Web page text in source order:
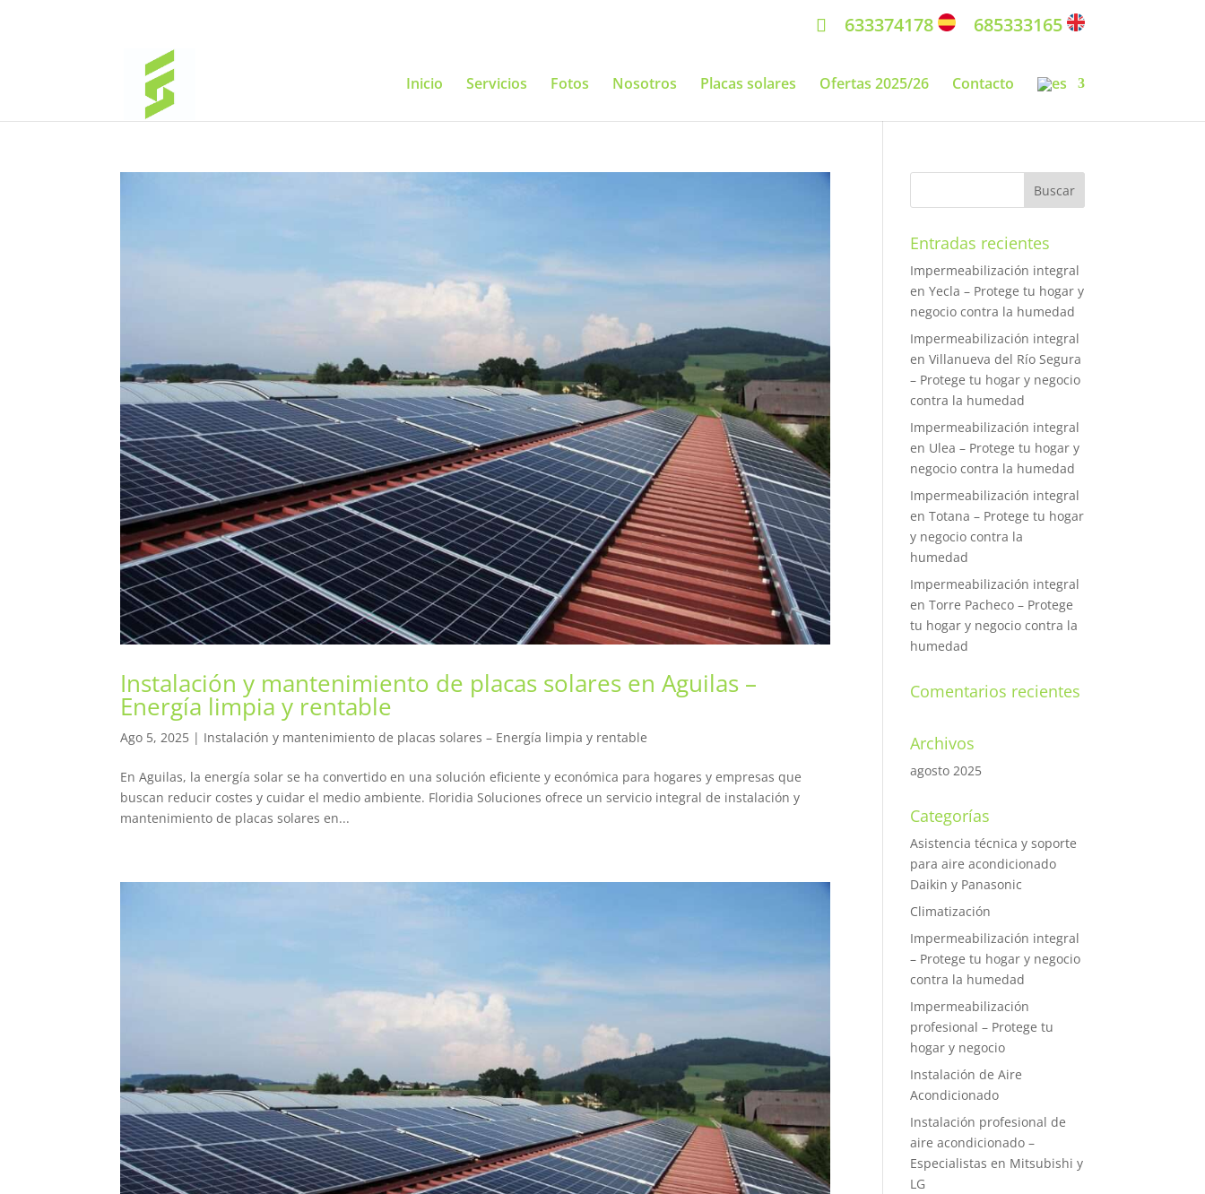
633374178 685333165
Inicio Servicios Fotos Nosotros Placas solares Ofertas 2025/26 Contacto
Instalación y mantenimiento de placas solares en Aguilas –
Energía limpia y rentable
Ago 5, 2025 | Instalación y mantenimiento de placas solares – Energía limpia y rentable
En Aguilas, la energía solar se ha convertido en una solución eficiente y económica para hogares y empresas que
buscan reducir costes y cuidar el medio ambiente. Floridia Soluciones ofrece un servicio integral de instalación y
mantenimiento de placas solares en...
Entradas recientes
Impermeabilización integral
en Yecla – Protege tu hogar y
negocio contra la humedad
Impermeabilización integral
en Villanueva del Río Segura
– Protege tu hogar y negocio
contra la humedad
Impermeabilización integral
en Ulea – Protege tu hogar y
negocio contra la humedad
Impermeabilización integral
en Totana – Protege tu hogar
y negocio contra la
humedad
Impermeabilización integral
en Torre Pacheco – Protege
tu hogar y negocio contra la
humedad
Comentarios recientes
Archivos
agosto 2025
Categorías
Asistencia técnica y soporte
para aire acondicionado
Daikin y Panasonic
Climatización
Impermeabilización integral
– Protege tu hogar y negocio
contra la humedad
Impermeabilización
profesional – Protege tu
hogar y negocio
Instalación de Aire
Acondicionado
Instalación profesional de
aire acondicionado –
Especialistas en Mitsubishi y
LG